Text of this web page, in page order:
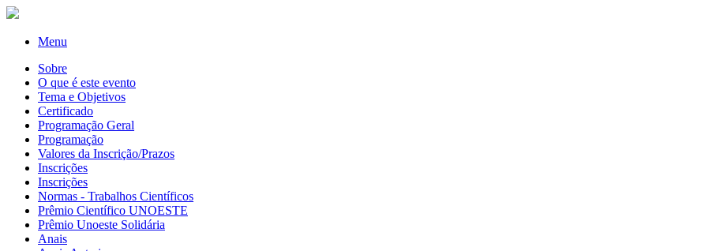
Menu
Sobre
O que é este evento
Tema e Objetivos
Certificado
Programação Geral
Programação
Valores da Inscrição/Prazos
Inscrições
Inscrições
Normas - Trabalhos Científicos
Prêmio Científico UNOESTE
Prêmio Unoeste Solidária
Anais